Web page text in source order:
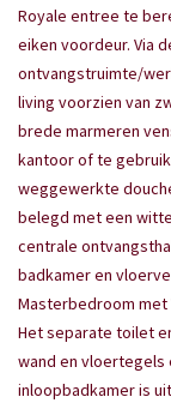
Royale entree te
eiken voordeur. Via
ontvangstruimte/
living voorzien van
brede marmeren
kantoor of te
weggewerkte
belegd met een
centrale
badkamer en
Masterbedroom met
Het separate toilet
wand en vloertegels
inloopbadkamer is